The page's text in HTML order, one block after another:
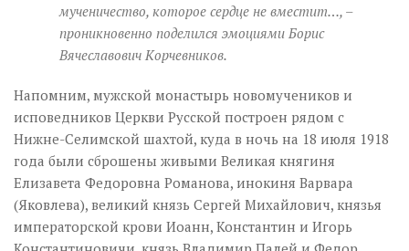
мученичество, которое сердце не вместит…, –
проникновенно поделился эмоциями Борис
Вячеславович Корчевников.
Напомним, мужской монастырь новомучеников и
исповедников Церкви Русской построен рядом с
Нижне-Селимской шахтой, куда в ночь на 18 июля 1918
года были сброшены живыми Великая княгиня
Елизавета Федоровна Романова, инокиня Варвара
(Яковлева), великий князь Сергей Михайлович, князья
императорской крови Иоанн, Константин и Игорь